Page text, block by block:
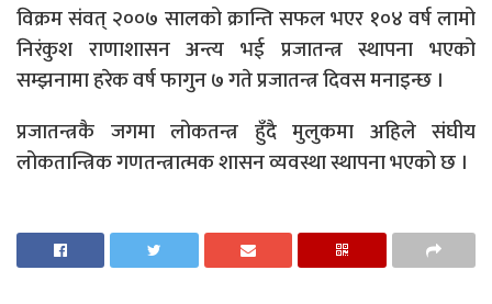
विक्रम संवत् २००७ सालको क्रान्ति सफल भएर १०४ वर्ष लामो
निरंकुश राणाशासन अन्त्य भई प्रजातन्त्र स्थापना भएको
सम्झनामा हरेक वर्ष फागुन ७ गते प्रजातन्त्र दिवस मनाइन्छ ।
प्रजातन्त्रकै जगमा लोकतन्त्र हुँदै मुलुकमा अहिले संघीय
लोकतान्त्रिक गणतन्त्रात्मक शासन व्यवस्था स्थापना भएको छ ।